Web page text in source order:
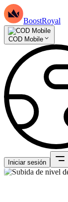
BoostRoyal
COD Mobile
Iniciar sesión